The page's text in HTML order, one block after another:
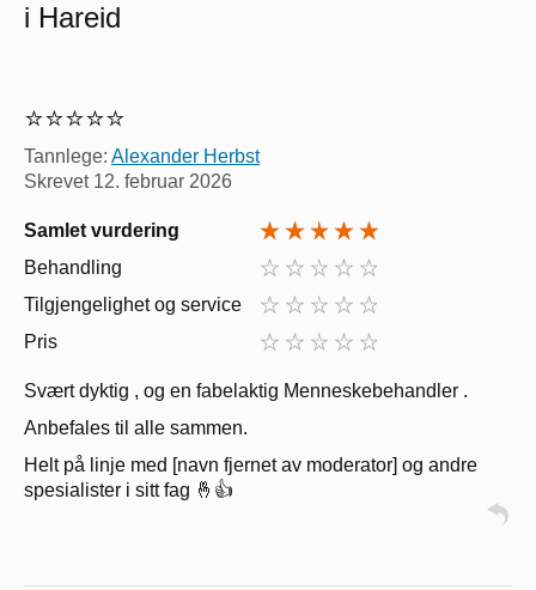
i Hareid
⭐️⭐️⭐️⭐️⭐️
Tannlege: Alexander Herbst
Skrevet 12. februar 2026
Samlet vurdering
Behandling
Tilgjengelighet og service
Pris
Svært dyktig , og en fabelaktig Menneskebehandler .
Anbefales til alle sammen.
Helt på linje med [navn fjernet av moderator] og andre
spesialister i sitt fag 🤞👍